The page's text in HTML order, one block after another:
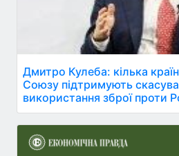
Дмитро Кулеба: кілька
Союзу підтримують
використання зброї проти